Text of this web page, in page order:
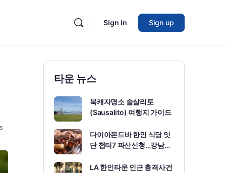
Sign in Sign up
타운 뉴스
북캐자명소 솔살리토
(Sausalito) 여행지 가이드
다이아몬드바 한인 식당 잇
단 챕터7 파산신청…강남…
LA 한인타운 인근 총격사건